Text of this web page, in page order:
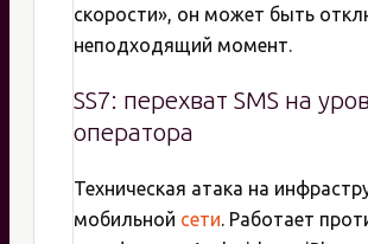
скорости», он может быть
неподходящий момент.
SS7: перехват SMS на
оператора
Техническая атака на
мобильной сети. Работает